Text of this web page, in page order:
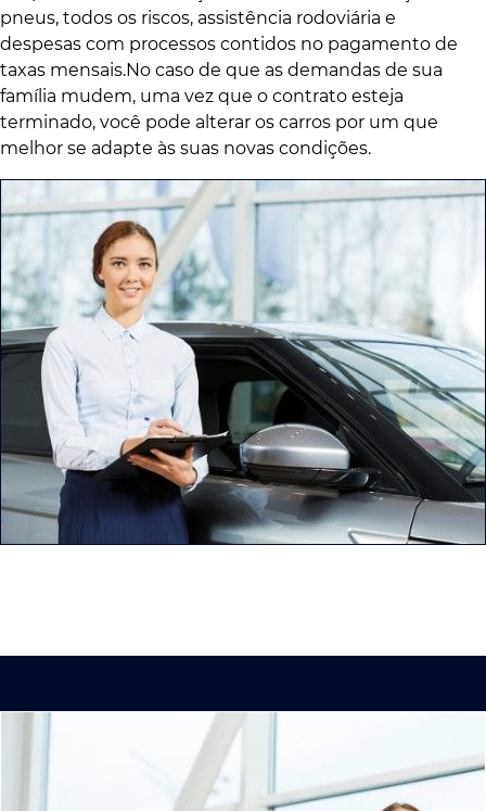
pneus, todos os riscos, assistência rodoviária e
despesas com processos contidos no pagamento de
taxas mensais.No caso de que as demandas de sua
família mudem, uma vez que o contrato esteja
terminado, você pode alterar os carros por um que
melhor se adapte às suas novas condições.